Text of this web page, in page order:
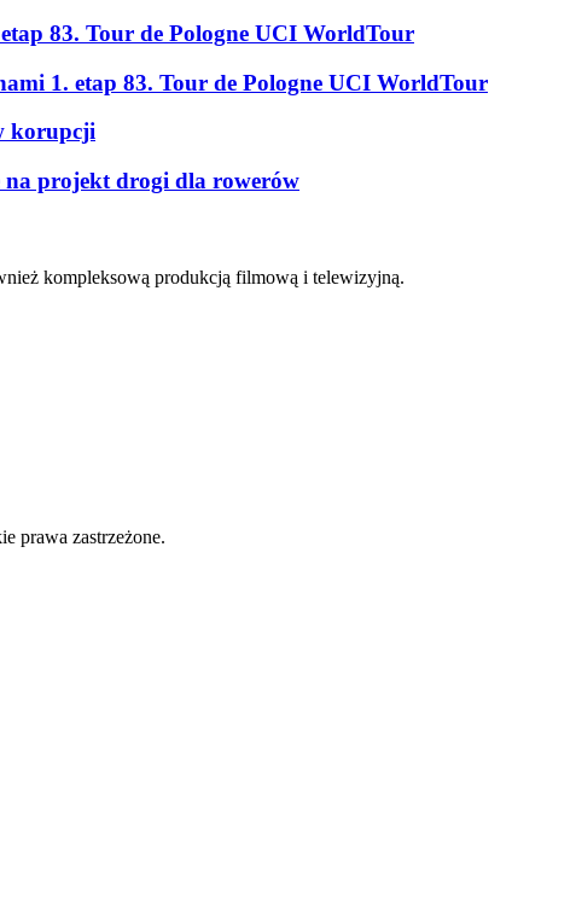
83. Tour de Pologne UCI WorldTour
1. etap 83. Tour de Pologne UCI WorldTour
korupcji
projekt drogi dla rowerów
kompleksową produkcją filmową i telewizyjną.
prawa zastrzeżone.